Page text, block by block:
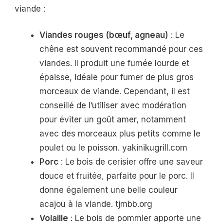
viande :
Viandes rouges (bœuf, agneau) : Le
chêne est souvent recommandé pour ces
viandes. Il produit une fumée lourde et
épaisse, idéale pour fumer de plus gros
morceaux de viande. Cependant, il est
conseillé de l’utiliser avec modération
pour éviter un goût amer, notamment
avec des morceaux plus petits comme le
poulet ou le poisson. yakinikugrill.com
Porc : Le bois de cerisier offre une saveur
douce et fruitée, parfaite pour le porc. Il
donne également une belle couleur
acajou à la viande. tjmbb.org
Volaille : Le bois de pommier apporte une